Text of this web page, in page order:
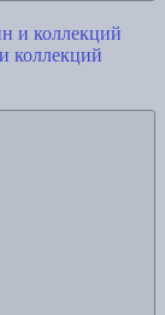
коллекций